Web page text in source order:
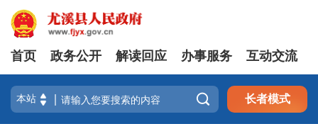
首页 政务公开 解读回应 办事服务 互动交流
 长者模式